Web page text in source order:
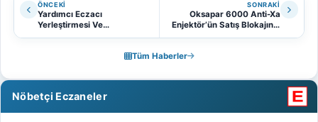
ÖNCEKI
Yardımcı Eczacı
Yerleştirmesi Ve
Çalıştırılmasına Dair Usul Ve
SONRAKI
Oksapar 6000 Anti-Xa
Enjektör’ün Satış Blokajının
Kaldırıldığı Hakkında TİTCK
Tüm Haberler
Nöbetçi Eczaneler